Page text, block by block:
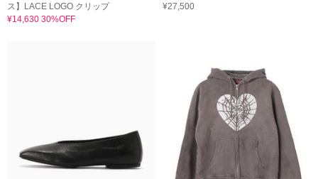
ス】LACE LOGO クリップ
¥14,630 30%OFF
¥27,500